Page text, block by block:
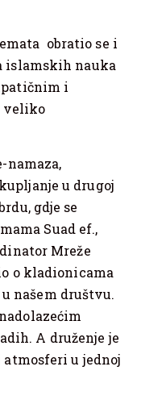
obratio se i
islamskih nauka
i
veliko
namaza,
u drugoj
gdje se
Suad ef.,
Mreže
o kladionicama
našem društvu.
A druženje je
u jednoj